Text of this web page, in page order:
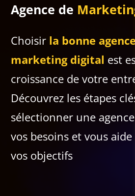
Agence de
Choisir la bonne
marketing digital est
croissance de votre
Découvrez les étapes
sélectionner une
vos besoins et vous
vos objectifs